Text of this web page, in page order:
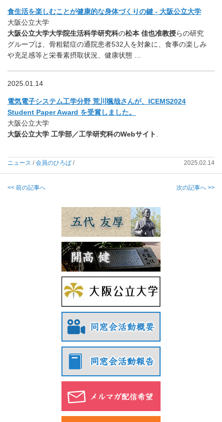
食生活を楽しむことが健康的な身体づくりの鍵 - 大阪公立大学
大阪公立大学
大阪公立大学大学院生活科学研究科の松本 佳也准教授らの研究
グループは、骨粗鬆症の通院患者532人を対象に、食事の楽しみ
や充足感等と栄養素摂取状況、健康状態 …
2025.01.14
電気電子システム工学分野 荒川颯哉さんが、ICEMS2024
Student Paper Award を受賞しました。
大阪公立大学
大阪公立大学 工学部／工学研究科のWebサイト
ニュース /会員のひろば / 2025.02.14
<< 前の記事へ 次の記事へ >>